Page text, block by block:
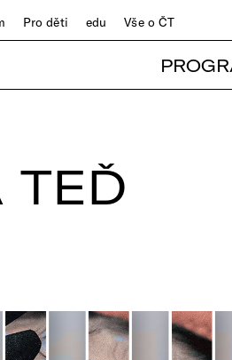
Pro děti edu Vše o ČT
TEĎ